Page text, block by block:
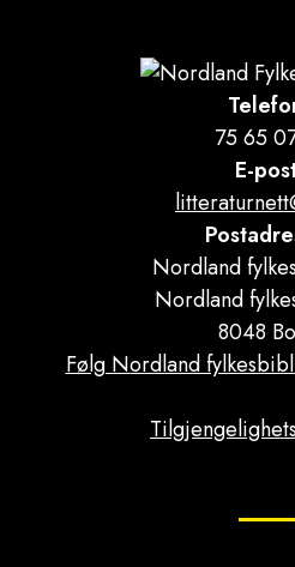
75 65
E-
Nordland
Nordland
8048
Følg Nordland